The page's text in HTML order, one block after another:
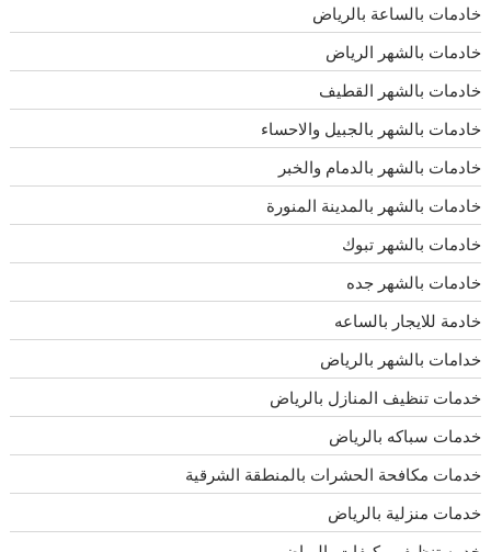
خادمات بالساعة بالرياض
خادمات بالشهر الرياض
خادمات بالشهر القطيف
خادمات بالشهر بالجبيل والاحساء
خادمات بالشهر بالدمام والخبر
خادمات بالشهر بالمدينة المنورة
خادمات بالشهر تبوك
خادمات بالشهر جده
خادمة للايجار بالساعه
خدامات بالشهر بالرياض
خدمات تنظيف المنازل بالرياض
خدمات سباكه بالرياض
خدمات مكافحة الحشرات بالمنطقة الشرقية
خدمات منزلية بالرياض